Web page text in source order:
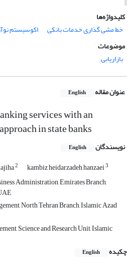
کلیدواژه‌ها
خط مشی گذاری خدمات بانکی
اکوسیستم
موضوعات
بازاریابی
عنوان مقاله English
services with an
in state banks
نویسندگان English
2 kambiz heidarzadeh hanzaei3
Administration, Emirates Branch,
North Tehran Branch, Islamic Azad
Science and Research Unit, Islamic
چکیده
English